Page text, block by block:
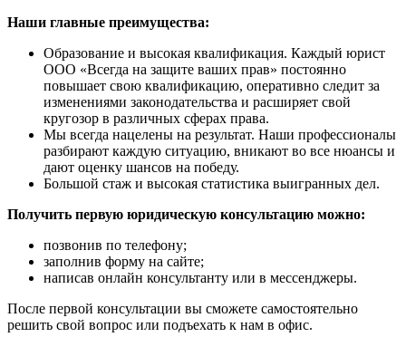
Наши главные преимущества:
Образование и высокая квалификация. Каждый юрист
ООО «Всегда на защите ваших прав» постоянно
повышает свою квалификацию, оперативно следит за
изменениями законодательства и расширяет свой
кругозор в различных сферах права.
Мы всегда нацелены на результат. Наши профессионалы
разбирают каждую ситуацию, вникают во все нюансы и
дают оценку шансов на победу.
Большой стаж и высокая статистика выигранных дел.
Получить первую юридическую консультацию можно:
позвонив по телефону;
заполнив форму на сайте;
написав онлайн консультанту или в мессенджеры.
После первой консультации вы сможете самостоятельно
решить свой вопрос или подъехать к нам в офис.